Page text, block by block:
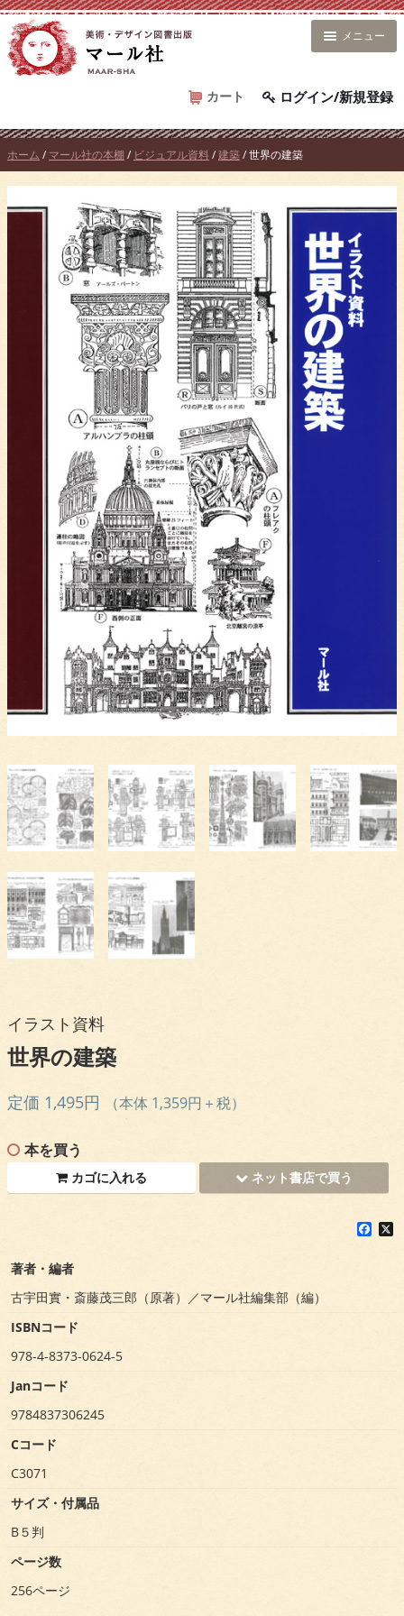
コ
ン
テ
ス
キ
ッ
プ
カート ログイン/新規登録
メニュー
ホーム / マール社の本棚 / ビジュアル資料 /建築/ 世界の建築
イラスト資料
世界の建築
定価 1,495円 （本体 1,359円＋税）
本を買う
カゴに入れる ネット書店で買う
著者・編者
古宇田實・斎藤茂三郎（原著）／マール社編集部（編）
ISBNコード
978-4-8373-0624-5
Janコード
9784837306245
Cコード
C3071
サイズ・付属品
B５判
ページ数
256ページ